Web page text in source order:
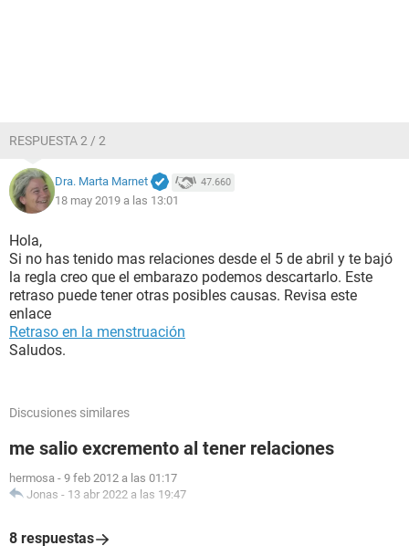
RESPUESTA 2 / 2
Dra. Marta Marnet 47.660
18 may 2019 a las 13:01
Hola,
Si no has tenido mas relaciones desde el 5 de abril y te bajó
la regla creo que el embarazo podemos descartarlo. Este
retraso puede tener otras posibles causas. Revisa este
enlace
Retraso en la menstruación
Saludos.
Discusiones similares
me salio excremento al tener relaciones
hermosa - 9 feb 2012 a las 01:17
Jonas - 13 abr 2022 a las 19:47
8 respuestas